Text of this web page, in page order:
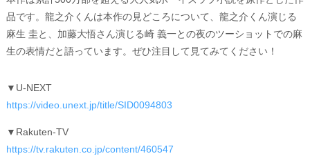
品です。龍之介くんは本作の見どころについて、龍之介くん演じる
麻生 圭と、加藤大悟さん演じる崎 義一との夜のツーショットでの麻
生の表情だと語っています。ぜひ注目して見てみてください！
▼U-NEXT
https://video.unext.jp/title/SID0094803
▼Rakuten-TV
https://tv.rakuten.co.jp/content/460547